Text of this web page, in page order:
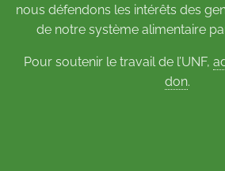
nous défendons les intérêts des
de notre système alimentaire
Pour soutenir le travail de l’UNF,
don.